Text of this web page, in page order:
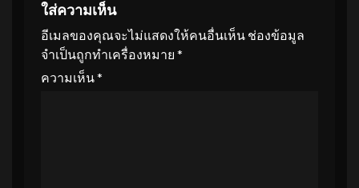
ใส่ความเห็น
อีเมลของคุณจะไม่แสดงให้คนอื่นเห็น ช่องข้อมูล
จำเป็นถูกทำเครื่องหมาย *
ความเห็น*